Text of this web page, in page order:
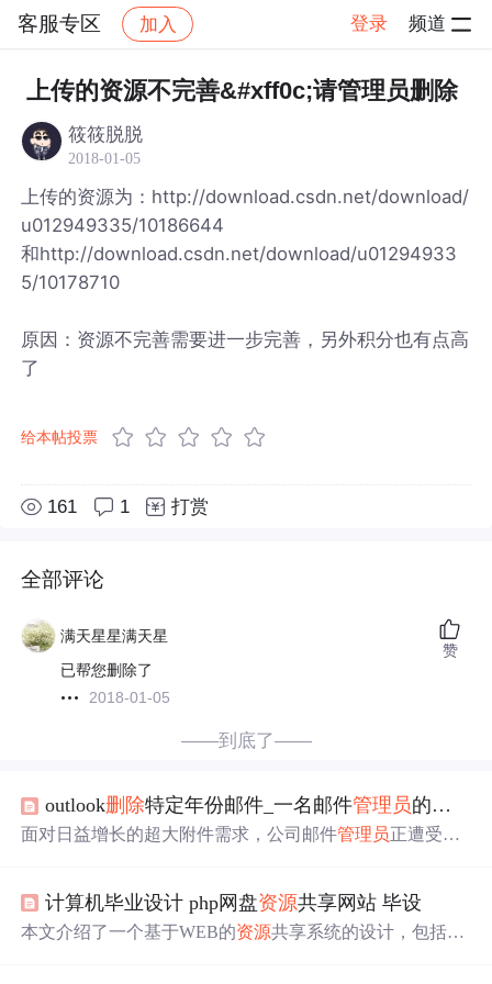
客服专区 加入 登录 频道
社区 客服专区 帖子详情
上传的资源不完善&#xff0c;请管理员删除
筱筱脱脱
2018-01-05
上传的资源为：http://download.csdn.net/download/
u012949335/10186644
和http://download.csdn.net/download/u01294933
5/10178710
原因：资源不完善需要进一步完善，另外积分也有点高
了
给本帖投票
161 1 打赏
全部评论
满天星星满天星
已帮您删除了
2018-01-05
赞
——到底了——
outlook删除特定年份邮件_一名邮件管理员的苦恼与自述……
面对日益增长的超大附件需求，公司邮件管理员正遭受挑
度，并通过权限配置有效控制资源。该方案还能轻松部
署，提升员工效率，是应对超大附件的理想工具。
计算机毕业设计 php网盘资源共享网站 毕设
本文介绍了一个基于WEB的资源共享系统的设计，包括会